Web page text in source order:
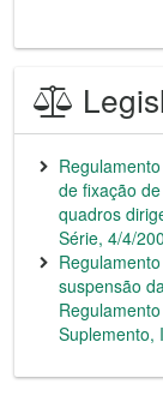
de fixação
quadros
Série, 4/4/
suspensão
Suplemento,